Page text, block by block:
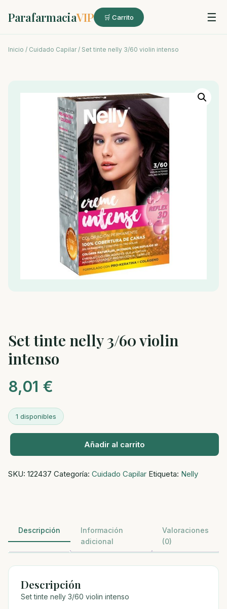
ParafarmaciaVIP 🛒 Carrito ☰
Inicio / Cuidado Capilar/ Set tinte nelly 3/60 violin intenso
Set tinte nelly 3/60 violin
intenso
8,01 €
1 disponibles
nelly
Añadir al carrito
SKU: 122437 Categoría: Cuidado Capilar Etiqueta: Nelly
Descripción
Información
adicional
Valoraciones
(0)
Descripción
Set tinte nelly 3/60 violin intenso